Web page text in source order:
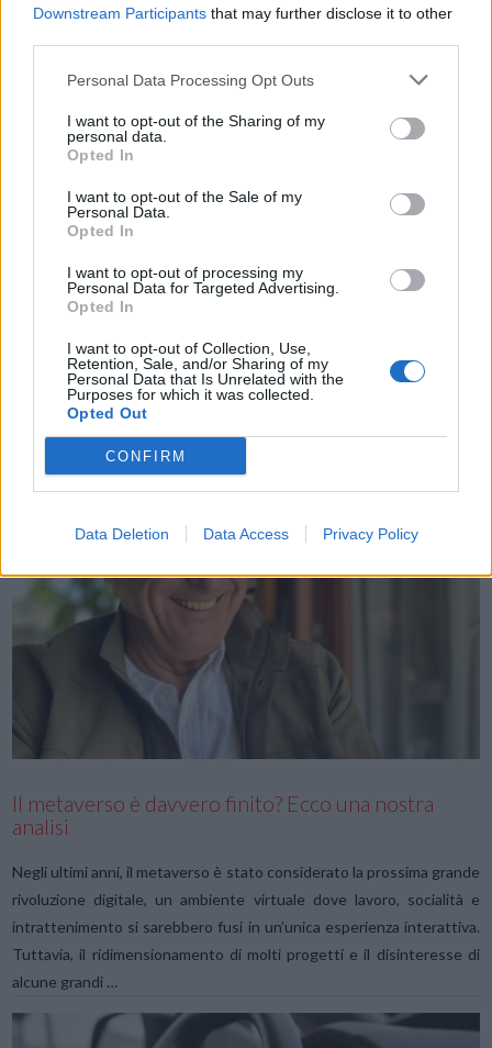
Downstream Participants that may further disclose it to other
Personal Data Processing Opt Outs
I want to opt-out of the Sharing of my
personal data.
Opted In
I want to opt-out of the Sale of my
Personal Data.
Opted In
I want to opt-out of processing my
Personal Data for Targeted Advertising.
Opted In
I want to opt-out of Collection, Use,
Retention, Sale, and/or Sharing of my
Personal Data that Is Unrelated with the
Purposes for which it was collected.
Opted Out
CONFIRM
Data Deletion Data Access Privacy Policy
VIEW POST
VIEW POST
Smart working ibrido e produttività: vantaggi,
sfide e trend attuali
Il modello di smart working ibrido si è affermato come una delle
soluzioni più adottate dalle aziende per bilanciare flessibilità e
produttività in questi ultimi anni. Questo sistema combina il lavoro in
presenza e quello da remoto, offrendo numerosi benefici …
Il metaverso è davvero finito? Ecco una nostra
analisi
Negli ultimi anni, il metaverso è stato considerato la prossima grande
rivoluzione digitale, un ambiente virtuale dove lavoro, socialità e
intrattenimento si sarebbero fusi in un’unica esperienza interattiva.
Tuttavia, il ridimensionamento di molti progetti e il disinteresse di
alcune grandi …